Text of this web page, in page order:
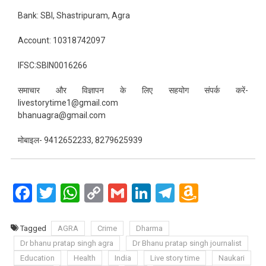
Bank: SBI, Shastripuram, Agra
Account: 10318742097
IFSC:SBIN0016266
समाचार और विज्ञापन के लिए सहयोग संपर्क करें-
livestorytime1@gmail.com
bhanuagra@gmail.com
मोबाइल- 9412652233, 8279625939
Facebook
Twitter
WhatsApp
CopyGmailLinkedIn
Telegram
Amazon
List
Tagged AGRA Crime
Dharma
Dr bhanu pratap singh agra
Dr Bhanu pratap singh journalist
Education
Health India Live story time
Naukari